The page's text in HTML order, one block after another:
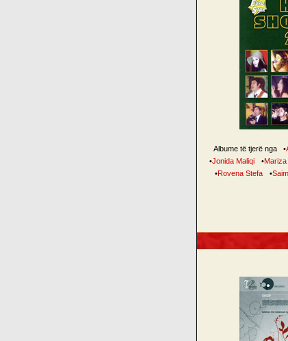
Albume të tjerë nga •
•Jonida Maliqi •Mariza
•Rovena Stefa •